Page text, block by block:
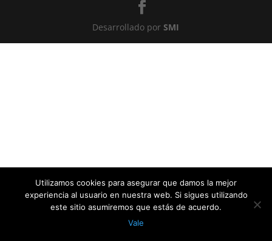
Desarrollado porSMI
Utilizamos cookies para asegurar que damos la mejor
experiencia al usuario en nuestra web. Si sigues utilizando
este sitio asumiremos que estás de acuerdo.
Vale